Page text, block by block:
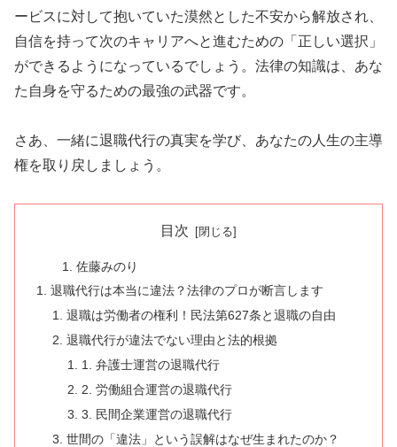
ービスに対して抱いていた漠然とした不安から解放され、
自信を持って次のキャリアへと進むための「正しい選択」
ができるようになっているでしょう。法律の知識は、あな
た自身を守るための最強の武器です。
さあ、一緒に退職代行の真実を学び、あなたの人生の主導
権を取り戻しましょう。
目次
佐藤みのり
退職代行は本当に違法？法律のプロが断言します
退職は労働者の権利！民法第627条と退職の自由
退職代行が違法でない理由と法的根拠
1. 弁護士運営の退職代行
2. 労働組合運営の退職代行
3. 民間企業運営の退職代行
世間の「違法」という誤解はなぜ生まれたのか？